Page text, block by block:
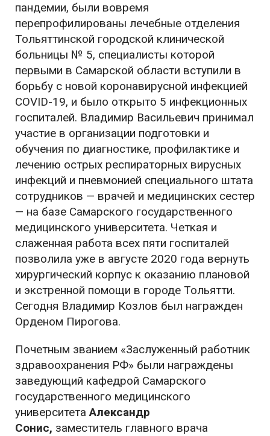
пандемии, были вовремя
перепрофилированы лечебные отделения
Тольяттинской городской клинической
больницы № 5, специалисты которой
первыми в Самарской области вступили в
борьбу с новой коронавирусной инфекцией
COVID-19, и было открыто 5 инфекционных
госпиталей. Владимир Васильевич принимал
участие в организации подготовки и
обучения по диагностике, профилактике и
лечению острых респираторных вирусных
инфекций и пневмонией специального штата
сотрудников — врачей и медицинских сестер
— на базе Самарского государственного
медицинского университета. Четкая и
слаженная работа всех пяти госпиталей
позволила уже в августе 2020 года вернуть
хирургический корпус к оказанию плановой
и экстренной помощи в городе Тольятти.
Сегодня Владимир Козлов был награжден
Орденом Пирогова.
Почетным званием «Заслуженный работник
здравоохранения РФ» были награждены
заведующий кафедрой Самарского
государственного медицинского
университетаАлександр
Сонис, заместитель главного врача